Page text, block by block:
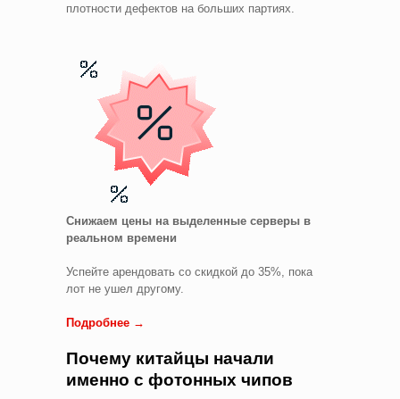
плотности дефектов на больших партиях.
Снижаем цены на выделенные серверы в
реальном времени
Успейте арендовать со скидкой до 35%, пока
лот не ушел другому.
Подробнее →
Почему китайцы начали
именно с фотонных чипов